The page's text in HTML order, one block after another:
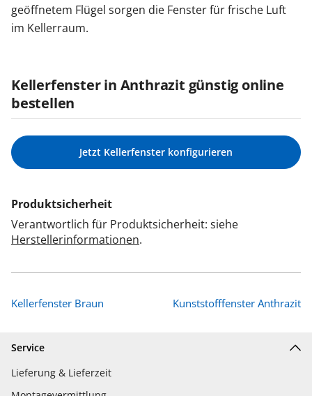
geöffnetem Flügel sorgen die Fenster für frische Luft
im Kellerraum.
Kellerfenster in Anthrazit günstig online
bestellen
Jetzt Kellerfenster konfigurieren
Produktsicherheit
Verantwortlich für Produktsicherheit: siehe
Herstellerinformationen.
Kellerfenster Braun Kunststofffenster Anthrazit
Service
Lieferung & Lieferzeit